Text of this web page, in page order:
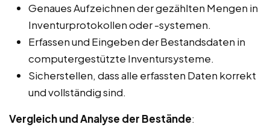
Genaues Aufzeichnen der gezählten Mengen in
Inventurprotokollen oder -systemen.
Erfassen und Eingeben der Bestandsdaten in
computergestützte Inventursysteme.
Sicherstellen, dass alle erfassten Daten korrekt
und vollständig sind.
Vergleich und Analyse der Bestände: